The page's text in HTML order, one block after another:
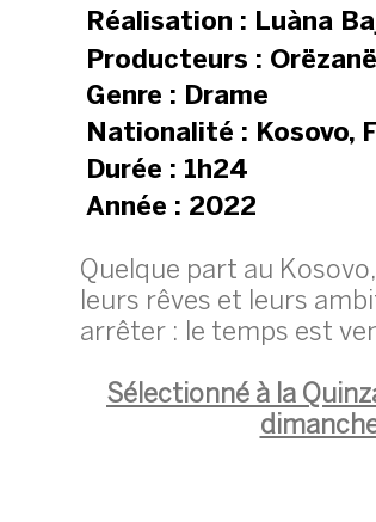
Réalisation : Luàna
Producteurs :
Genre : Drame
Nationalité : Kosovo,
Durée : 1h24
Année : 2022
Quelque part au
leurs rêves et leurs
arrêter : le temps est
Sélectionné à la